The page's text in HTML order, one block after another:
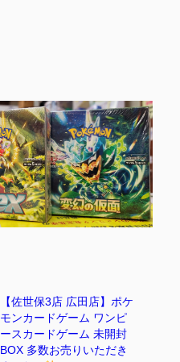
【佐世保3店 広田店】ポケ
モンカードゲーム ワンピ
ースカードゲーム 未開封
BOX 多数お売りいただき